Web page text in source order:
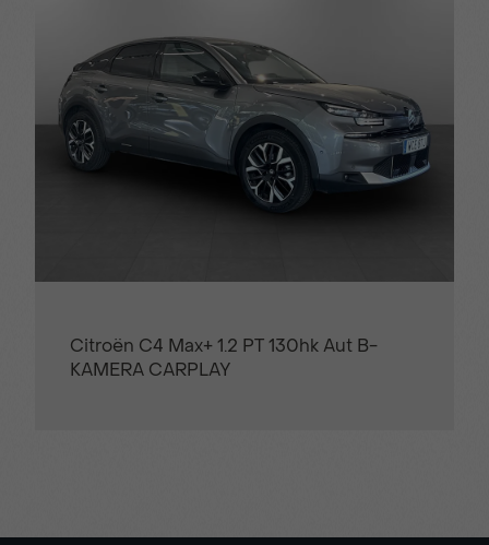
Citroën C4 Max+ 1.2 PT 130hk Aut B-
KAMERA CARPLAY